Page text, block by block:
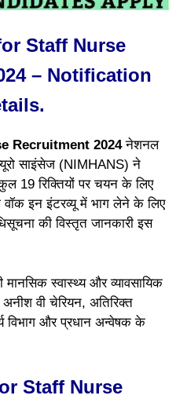
Staff Nurse
– Notification
Recruitment 2024नेशनल
साइंसेज (NIMHANS) ने
19 रिक्तियों पर चयन के लिए
वॉक इन इंटरव्यू में भाग लेने के लिए
की विस्तृत जानकारी इस
मानसिक स्वास्थ्य और व्यावसायिक
अनीश वी चेरियन, अतिरिक्त
विभाग और प्रधान अन्वेषक के
Staff Nurse